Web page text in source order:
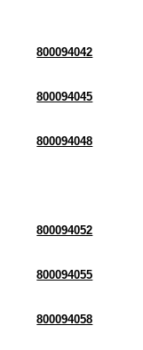
800094042
800094045
800094048
800094052
800094055
800094058